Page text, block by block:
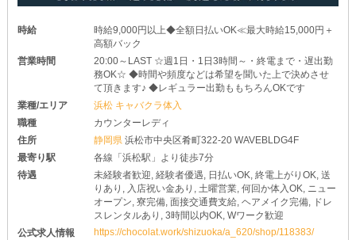
時給
時給9,000円以上◆全額日払いOK≪最大時給15,000円＋
高額バック
営業時間
20:00～LAST ☆週1日・1日3時間～・終電まで・遅出勤
務OK☆ ◆時間や頻度などは希望を聞いた上で決めさせ
て頂きます♪ ◆レギュラー出勤ももちろんOKです
業種/エリア
浜松 キャバクラ体入
職種
カウンターレディ
住所
静岡県浜松市中央区肴町322-20 WAVEBLDG4F
最寄り駅
各線「浜松駅」より徒歩7分
待遇
未経験者歓迎, 経験者優遇, 日払いOK, 終電上がりOK, 送
りあり, 入店祝い金あり, 土曜営業, 何回か体入OK, ニュー
オープン, 寮完備, 面接交通費支給, ヘアメイク完備, ドレ
スレンタルあり, 3時間以内OK, Wワーク歓迎
公式求人情報
https://chocolat.work/shizuoka/a_620/shop/118383/